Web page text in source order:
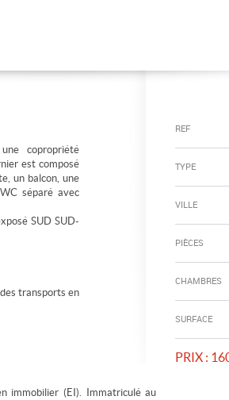
REF
TYPE
VILLE
PIÈCES
CHAMBRES
SURFACE
PRIX :
copropriété
est composé
un balcon, une
séparé avec
SUD SUD-
transports en
immobilier (EI). Immatriculé au